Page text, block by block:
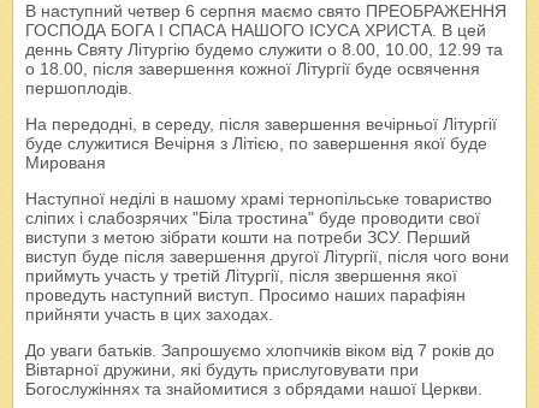
В наступний четвер 6 серпня маємо свято ПРЕОБРАЖЕННЯ
ГОСПОДА БОГА І СПАСА НАШОГО ІСУСА ХРИСТА. В цей
деннь Святу Літургію будемо служити о 8.00, 10.00, 12.99 та
о 18.00, після завершення кожної Літургії буде освячення
першоплодів.
На передодні, в середу, після завершення вечірньої Літургії
буде служитися Вечірня з Літією, по завершення якої буде
Мированя
Наступної неділі в нашому храмі тернопільське товариство
сліпих і слабозрячих "Біла тростина" буде проводити свої
виступи з метою зібрати кошти на потреби ЗСУ. Перший
виступ буде після завершення другої Літургії, після чого вони
приймуть участь у третій Літургії, після звершення якої
проведуть наступний виступ. Просимо наших парафіян
прийняти участь в цих заходах.
До уваги батьків. Запрошуємо хлопчиків віком від 7 років до
Вівтарної дружини, які будуть прислуговувати при
Богослужіннях та знайомитися з обрядами нашої Церкви.